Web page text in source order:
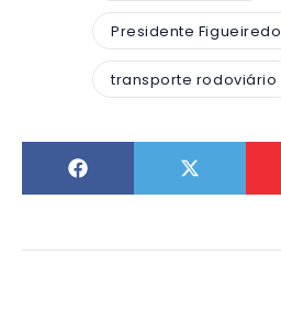
Presidente Figueiredo
transporte rodoviário